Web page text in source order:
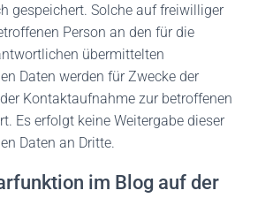
gespeichert. Solche auf freiwilliger
Person an den für die
übermittelten
Daten werden für Zwecke der
Kontaktaufnahme zur betroffenen
Es erfolgt keine Weitergabe dieser
Daten an Dritte.
im Blog auf der